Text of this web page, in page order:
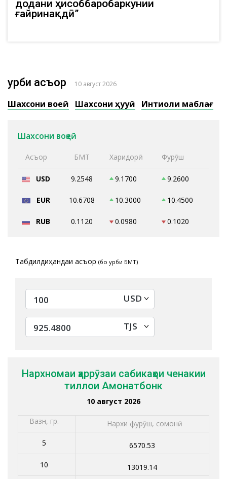
додани ҳисоббаробаркунии
ғайринақдӣ”
Қурби асъор 10 август 2026
Шахсони воқеӣ Шахсони ҳуқуқӣ Интиқоли маблағ
Шахсони воқеӣ
Асъор БМТ Харидорӣ Фурӯш
USD 9.2548 9.1700 9.2600
EUR 10.6708 10.3000 10.4500
RUB 0.1120 0.0980 0.1020
Табдилдиҳандаи асъор (бо қурби БМТ)
USD
TJS
Нархномаи ҳаррӯзаи сабикаҳои ченакии
тиллои Амонатбонк
10 август 2026
Вазн, гр.
Нархи фурӯш, сомонӣ
5
6570.53
10
13019.14